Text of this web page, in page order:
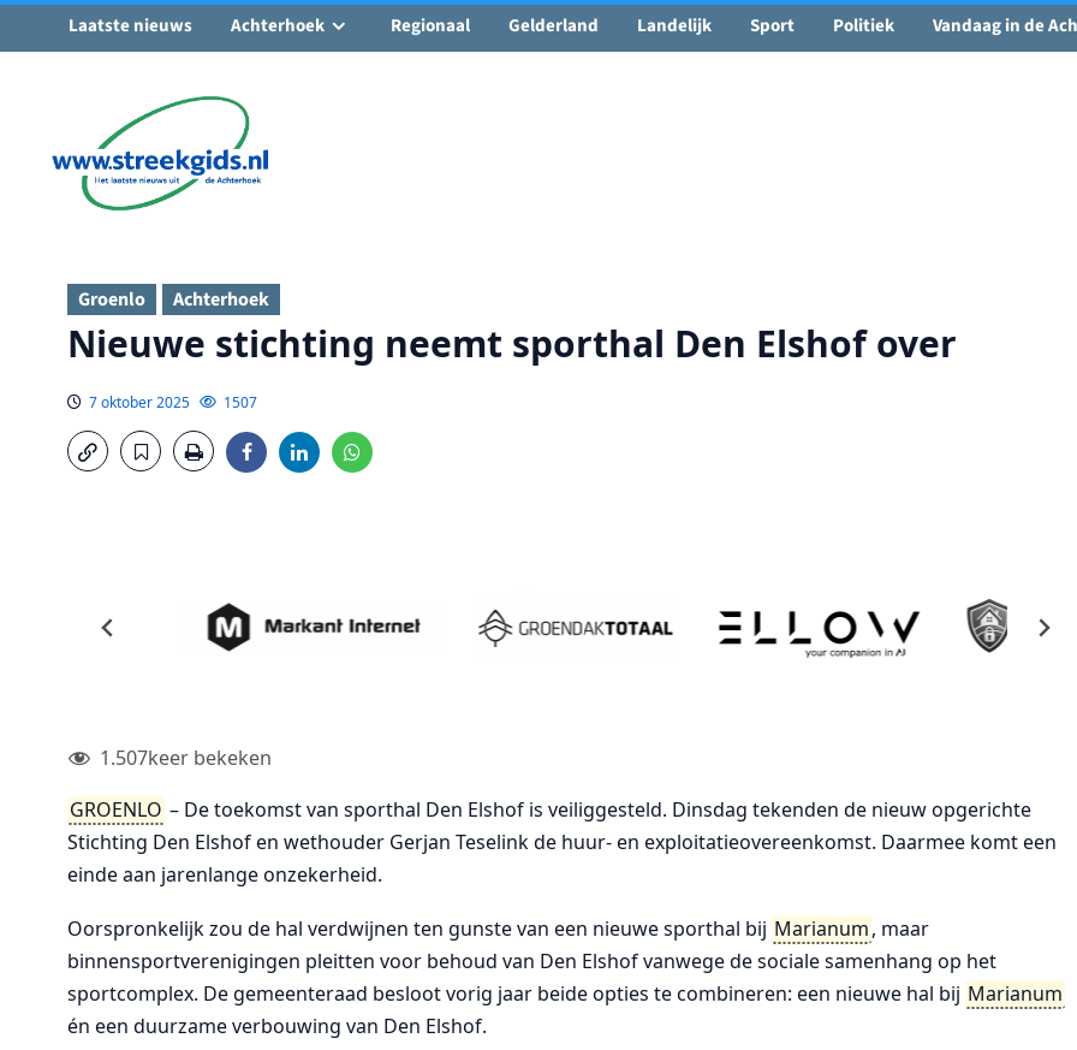
🌤️ Groenlo:24°C • Vandaag 15° / 24°
Ga
inhoud
Laatste nieuws Achterhoek Regionaal Gelderland Landelijk Sport Politiek Vandaag in de
Groenlo Achterhoek
Nieuwe stichting neemt sporthal Den Elshof over
7 oktober 2025 1507
1.507keer bekeken
GROENLO – De toekomst van sporthal Den Elshof is veiliggesteld. Dinsdag tekenden de nieuw opgerichte
Stichting Den Elshof en wethouder Gerjan Teselink de huur- en exploitatieovereenkomst. Daarmee komt een
einde aan jarenlange onzekerheid.
Oorspronkelijk zou de hal verdwijnen ten gunste van een nieuwe sporthal bij Marianum, maar
binnensportverenigingen pleitten voor behoud van Den Elshof vanwege de sociale samenhang op het
sportcomplex. De gemeenteraad besloot vorig jaar beide opties te combineren: een nieuwe hal bij Marianum
én een duurzame verbouwing van Den Elshof.